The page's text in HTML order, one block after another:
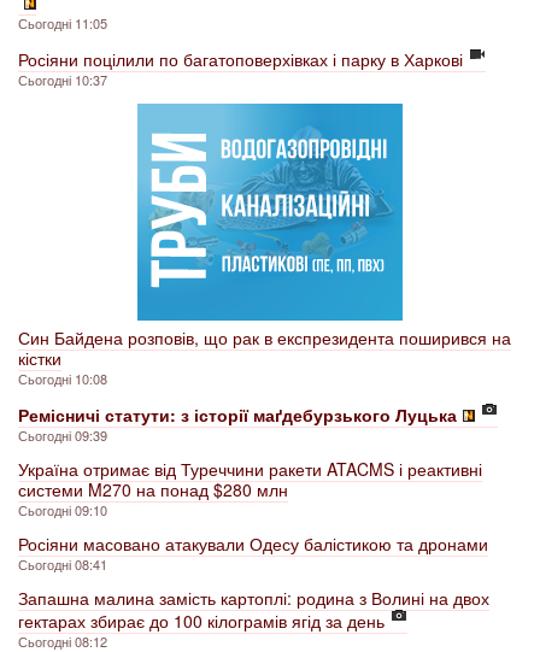
Сьогодні 11:05
Росіяни поцілили по багатоповерхівках і парку в Харкові
Сьогодні 10:37
Син Байдена розповів, що рак в експрезидента поширився на
кістки
Сьогодні 10:08
Ремісничі статути: з історії маґдебурзького Луцька
Сьогодні 09:39
Україна отримає від Туреччини ракети ATACMS і реактивні
системи M270 на понад $280 млн
Сьогодні 09:10
Росіяни масовано атакували Одесу балістикою та дронами
Сьогодні 08:41
Запашна малина замість картоплі: родина з Волині на двох
гектарах збирає до 100 кілограмів ягід за день
Сьогодні 08:12